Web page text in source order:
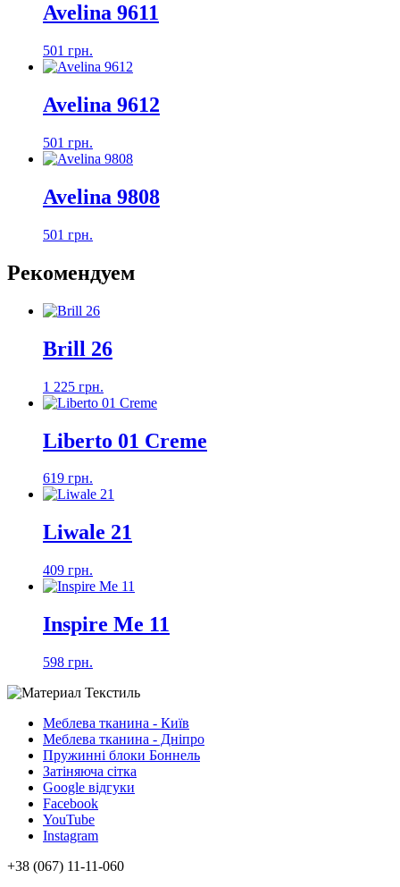
Avelina 9611
501 грн.
Avelina 9612
501 грн.
Avelina 9808
501 грн.
Рекомендуем
Brill 26
1 225 грн.
Liberto 01 Creme
619 грн.
Liwale 21
409 грн.
Inspire Me 11
598 грн.
Меблева тканина - Київ
Меблева тканина - Дніпро
Пружинні блоки Боннель
Затіняюча сітка
Google відгуки
Facebook
YouTube
Instagram
+38 (067) 11-11-060